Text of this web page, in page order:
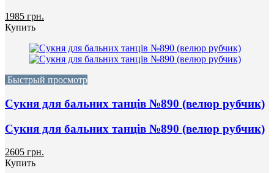
1985 грн.
Купить
Быстрый просмотр
Сукня для бальних танців №890 (велюр рубчик)
Сукня для бальних танців №890 (велюр рубчик)
2605 грн.
Купить